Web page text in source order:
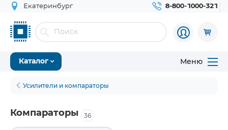
Екатеринбург 8-800-1000-321
Каталог Меню
Усилители и компараторы
Компараторы 36